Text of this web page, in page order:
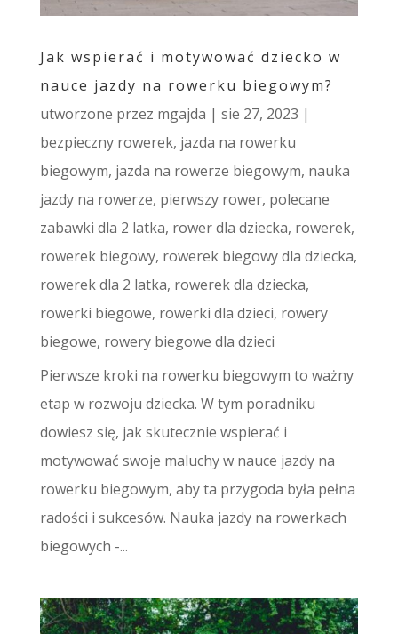
Jak wspierać i motywować dziecko w
nauce jazdy na rowerku biegowym?
utworzone przez mgajda | sie 27, 2023 |
bezpieczny rowerek, jazda na rowerku
biegowym, jazda na rowerze biegowym, nauka
jazdy na rowerze, pierwszy rower, polecane
zabawki dla 2 latka, rower dla dziecka, rowerek,
rowerek biegowy, rowerek biegowy dla dziecka,
rowerek dla 2 latka, rowerek dla dziecka,
rowerki biegowe, rowerki dla dzieci, rowery
biegowe, rowery biegowe dla dzieci
Pierwsze kroki na rowerku biegowym to ważny
etap w rozwoju dziecka. W tym poradniku
dowiesz się, jak skutecznie wspierać i
motywować swoje maluchy w nauce jazdy na
rowerku biegowym, aby ta przygoda była pełna
radości i sukcesów. Nauka jazdy na rowerkach
biegowych -...